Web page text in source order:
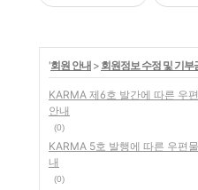
'회원 안내 > 회원정보 수정 및 기부
KARMA 제6호 발간에 따른 우
안내
(0)
KARMA 5호 발행에 따른 우편
내
(0)